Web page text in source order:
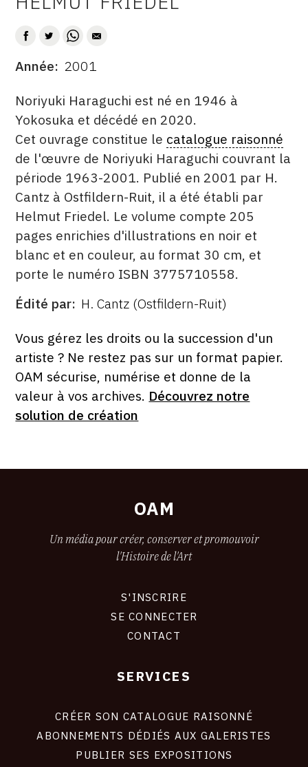
SUIVEZ-NOUS
INSTAGRAM
FACEBOOK
TWITTER
AUTEUR
DATE
Année 2001
DESCRITPTION
Noriyuki Haraguchi est né en 1946 à
Yokosuka et décédé en 2020.
Cet ouvrage constitue le catalogue raisonné
de l'œuvre de Noriyuki Haraguchi couvrant la
période 1963-2001. Publié en 2001 par H.
Cantz à Ostfildern-Ruit, il a été établi par
Helmut Friedel. Le volume compte 205
pages enrichies d'illustrations en noir et
blanc et en couleur, au format 30 cm, et
porte le numéro ISBN 3775710558.
ÉDITÉ
Édité par H. Cantz (Ostfildern-Ruit)
FORMAT
ÉTAT
Vous gérez les droits ou la succession d'un
artiste ? Ne restez pas sur un format papier.
OAM sécurise, numérise et donne de la
valeur à vos archives. Découvrez notre
solution de création
OAM
Un média pour créer, conserver et promouvoir
l'Histoire de l'Art
S'INSCRIRE
SE CONNECTER
CONTACT
SERVICES
CRÉER SON CATALOGUE RAISONNÉ
ABONNEMENTS DÉDIÉS AUX GALERISTES
PUBLIER SES EXPOSITIONS